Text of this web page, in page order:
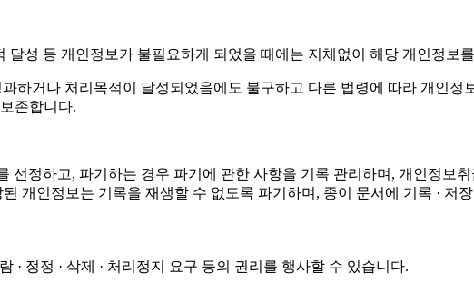
성 등 개인정보가 불필요하게 되었을 때에는 지체없이 해당 개인정보
하거나 처리목적이 달성되었음에도 불구하고 다른 법령에 따라 개인
존합니다.
선정하고, 파기하는 경우 파기에 관한 사항을 기록 관리하며, 개인정보
개인정보는 기록을 재생할 수 없도록 파기하며, 종이 문서에 기록 · 저
정정 · 삭제 · 처리정지 요구 등의 권리를 행사할 수 있습니다.